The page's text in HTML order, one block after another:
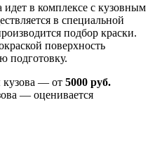
в комплексе с кузовным
в специальной
подбор краски.
поверхность
подготовку.
кузова — от 5000 руб.
— оценивается